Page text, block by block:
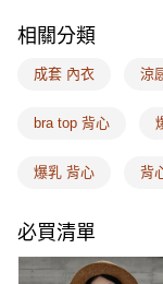
※ 請注意：結帳手續完
後付繳納相關費用。
是否繳費成功／繳費
【注意事項】
權轉讓予恩沛科技股份
２．關於個人資料處理
https://aftee.tw/terms/
7-11取付
每筆NT$100，滿
宅配
EASY SHOP門市速取
免運費
相關分類
成套 內衣 涼
bra top 背心
爆乳 背心 背
必買清單